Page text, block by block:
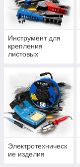
Инструмент для
крепления
листовых
Электротехническ
ие изделия